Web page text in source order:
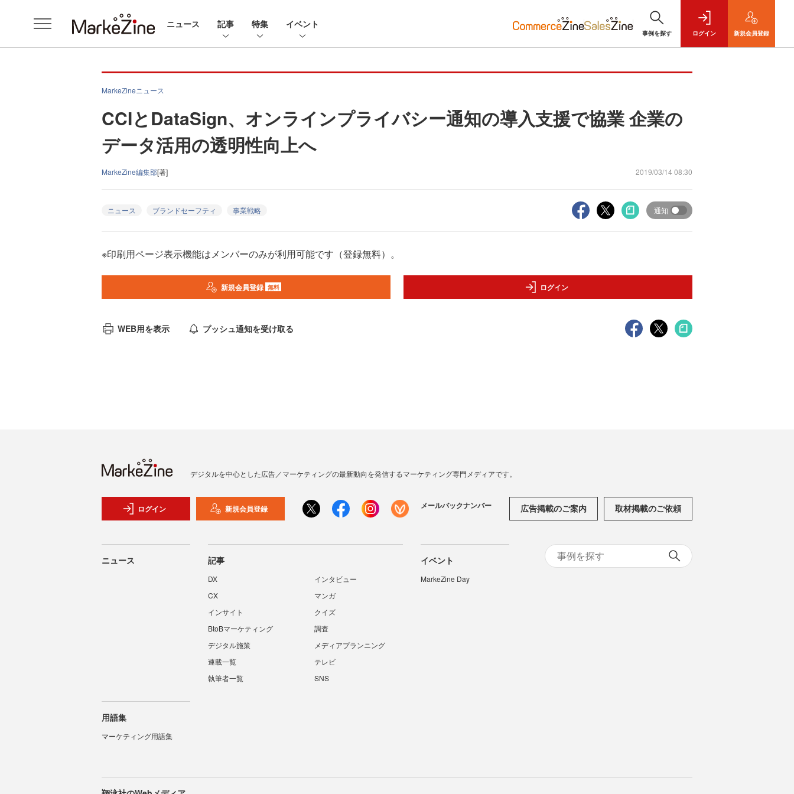
ニュース 記事 特集 イベント
事例を探す ログイン 新規会員登録
MarkeZineニュース
CCIとDataSign、オンラインプライバシー通知の導入支援で協業 企業の
データ活用の透明性向上へ
MarkeZine編集部[著] 2019/03/14 08:30
ニュース ブランドセーフティ 事業戦略 通知
※印刷用ページ表示機能はメンバーのみが利用可能です（登録無料）。
新規会員登録 無料 ログイン
WEB用を表示 プッシュ通知を受け取る
デジタルを中心とした広告／マーケティングの最新動向を発信するマーケティング専門メディアです。
ログイン 新規会員登録 メールバックナンバー 広告掲載のご案内 取材掲載のご依頼
ニュース 記事
DX
インタビュー
CX
マンガ
インサイト
クイズ
BtoBマーケティング
調査
デジタル施策
メディアプランニング
連載一覧
テレビ
執筆者一覧
SNS
イベント
MarkeZine Day
用語集
マーケティング用語集